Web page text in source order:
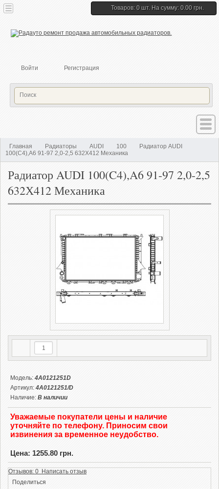
Товаров: 0 шт. На сумму: 0.00 грн.
Войти Регистрация
Главная Радиаторы AUDI 100
Радиатор AUDI
100(C4),A6 91-97 2,0-2,5 632Х412 Механика
Радиатор AUDI 100(C4),A6 91-97 2,0-2,5
632Х412 Механика
Модель: 4A0121251D
Артикул: 4A0121251/D
Наличие: В наличии
Уважаемые покупатели цены и наличие
уточняйте по телефону. Приносим свои
извинения за временное неудобство.
Цена: 1255.80 грн.
Отзывов: 0 Написать отзыв
Поделиться